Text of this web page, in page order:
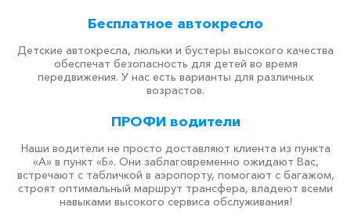
Бесплатное автокресло
Детские автокресла, люльки и бустеры высокого качества
обеспечат безопасность для детей во время
передвижения. У нас есть варианты для различных
возрастов.
ПРОФИ водители
Наши водители не просто доставляют клиента из пункта
«А» в пункт «Б». Они заблаговременно ожидают Вас,
встречают с табличкой в аэропорту, помогают с багажом,
строят оптимальный маршрут трансфера, владеют всеми
навыками высокого сервиса обслуживания!